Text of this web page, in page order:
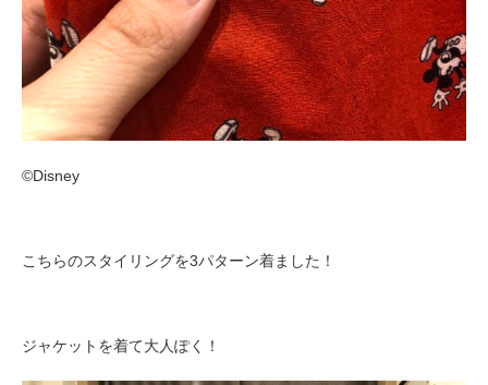
©︎Disney
こちらのスタイリングを3パターン着ました！
ジャケットを着て大人ぽく！